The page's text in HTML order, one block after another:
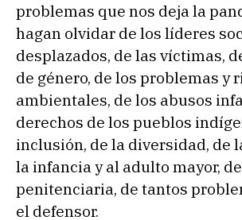
problemas que nos deja la
hagan olvidar de los líderes
desplazados, de las víctimas,
de género, de los problemas y
ambientales, de los abusos
derechos de los pueblos
inclusión, de la diversidad, de
la infancia y al adulto mayor,
penitenciaria, de tantos
el defensor.